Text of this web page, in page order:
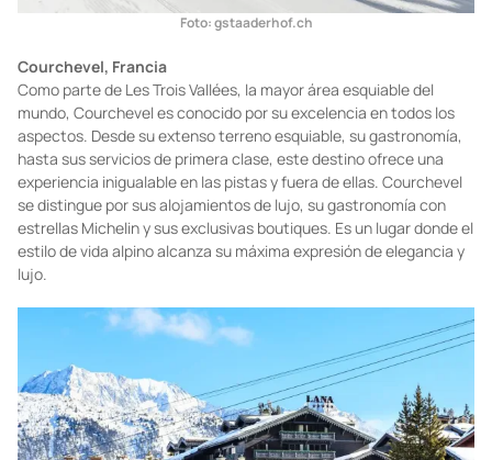
Foto: gstaaderhof.ch
Courchevel, Francia
Como parte de Les Trois Vallées, la mayor área esquiable del
mundo, Courchevel es conocido por su excelencia en todos los
aspectos. Desde su extenso terreno esquiable, su gastronomía,
hasta sus servicios de primera clase, este destino ofrece una
experiencia inigualable en las pistas y fuera de ellas. Courchevel
se distingue por sus alojamientos de lujo, su gastronomía con
estrellas Michelin y sus exclusivas boutiques. Es un lugar donde el
estilo de vida alpino alcanza su máxima expresión de elegancia y
lujo.